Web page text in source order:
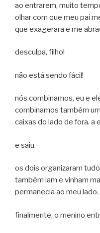
ao entrarem, muito
olhar com que meu pai
que exagerara e me
desculpa, filho!
não está sendo fácil!
nós combinamos, eu e
combinamos também
caixas do lado de fora. a
e saiu.
os dois organizaram
também iam e vinham
permanecia ao meu lado.
finalmente, o menino